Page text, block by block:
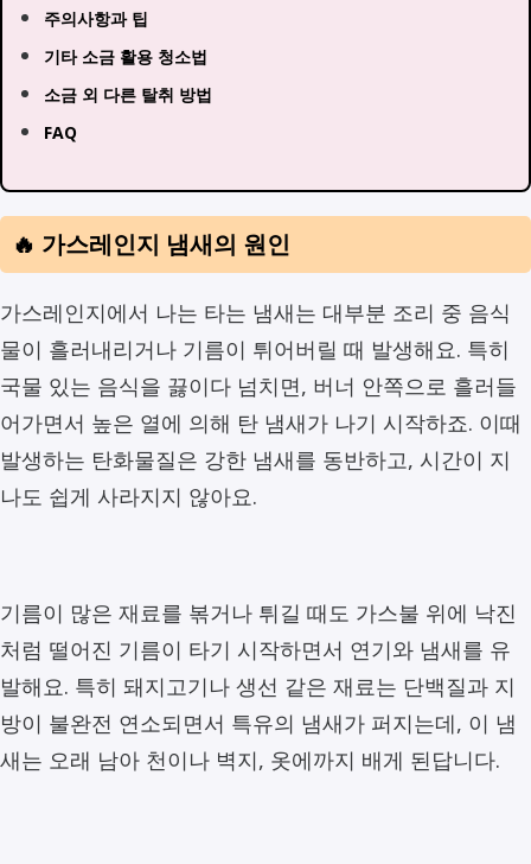
주의사항과 팁
기타 소금 활용 청소법
소금 외 다른 탈취 방법
FAQ
🔥 가스레인지 냄새의 원인
가스레인지에서 나는 타는 냄새는 대부분 조리 중 음식
물이 흘러내리거나 기름이 튀어버릴 때 발생해요. 특히
국물 있는 음식을 끓이다 넘치면, 버너 안쪽으로 흘러들
어가면서 높은 열에 의해 탄 냄새가 나기 시작하죠. 이때
발생하는 탄화물질은 강한 냄새를 동반하고, 시간이 지
나도 쉽게 사라지지 않아요.
기름이 많은 재료를 볶거나 튀길 때도 가스불 위에 낙진
처럼 떨어진 기름이 타기 시작하면서 연기와 냄새를 유
발해요. 특히 돼지고기나 생선 같은 재료는 단백질과 지
방이 불완전 연소되면서 특유의 냄새가 퍼지는데, 이 냄
새는 오래 남아 천이나 벽지, 옷에까지 배게 된답니다.